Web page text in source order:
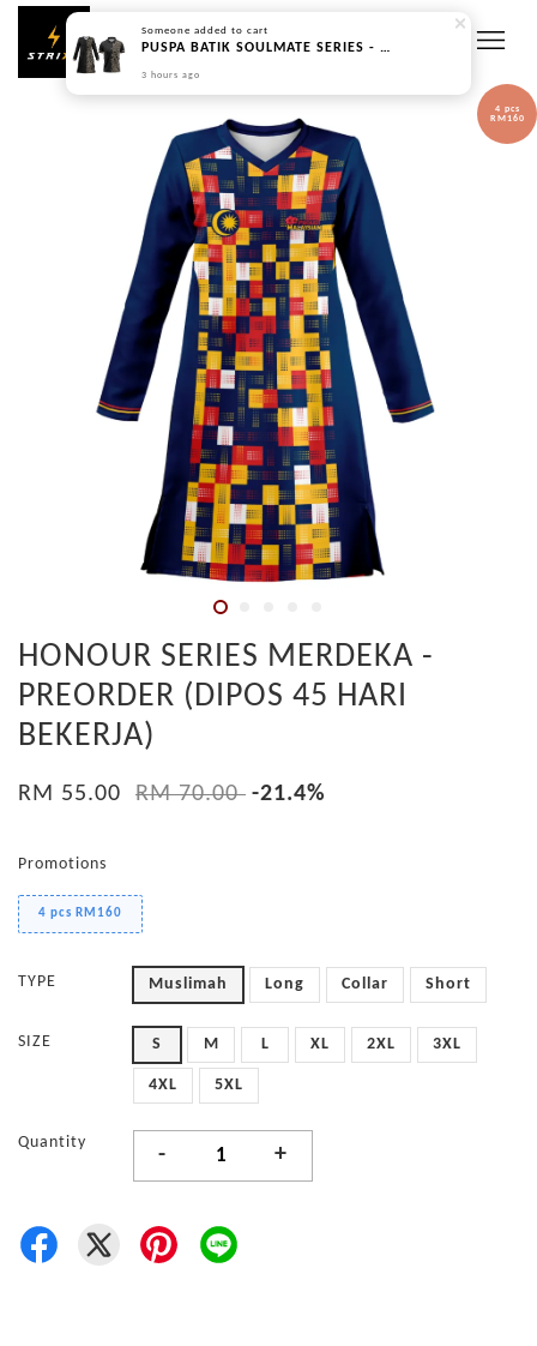
4 pcs
RM160
HONOUR SERIES MERDEKA -
PREORDER (DIPOS 45 HARI
BEKERJA)
RM 55.00 RM 70.00 -21.4%
Promotions
4 pcs RM160
TYPE Muslimah Long Collar Short
SIZE S M L XL 2XL 3XL
4XL 5XL
Quantity
- +
Someone added to cart
PUSPA BATIK SOULMATE SERIES - BLACK BROWN (PREORDER | DIPOS 45 HARI BEKERJA)
3 hours ago